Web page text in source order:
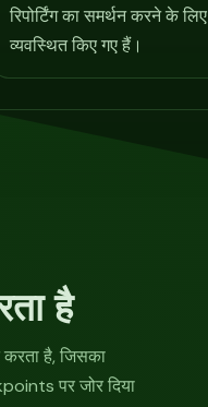
रिपोर्टिंग का समर्थन करने के लिए
व्यवस्थित किए गए हैं।
है
है, जिसका
पर जोर दिया